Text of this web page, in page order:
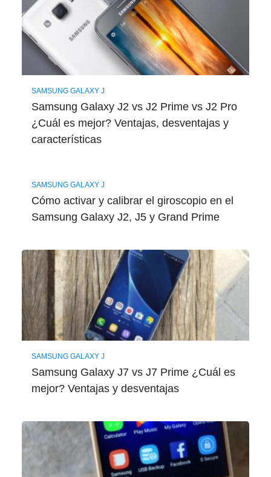
SAMSUNG GALAXY J
Samsung Galaxy J2 vs J2 Prime vs J2 Pro
¿Cuál es mejor? Ventajas, desventajas y
características
SAMSUNG GALAXY J
Cómo activar y calibrar el giroscopio en el
Samsung Galaxy J2, J5 y Grand Prime
SAMSUNG GALAXY J
Samsung Galaxy J7 vs J7 Prime ¿Cuál es
mejor? Ventajas y desventajas